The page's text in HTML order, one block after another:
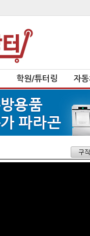
학원/튜터링 자